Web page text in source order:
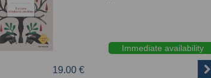
Immediate availability
19.00 €